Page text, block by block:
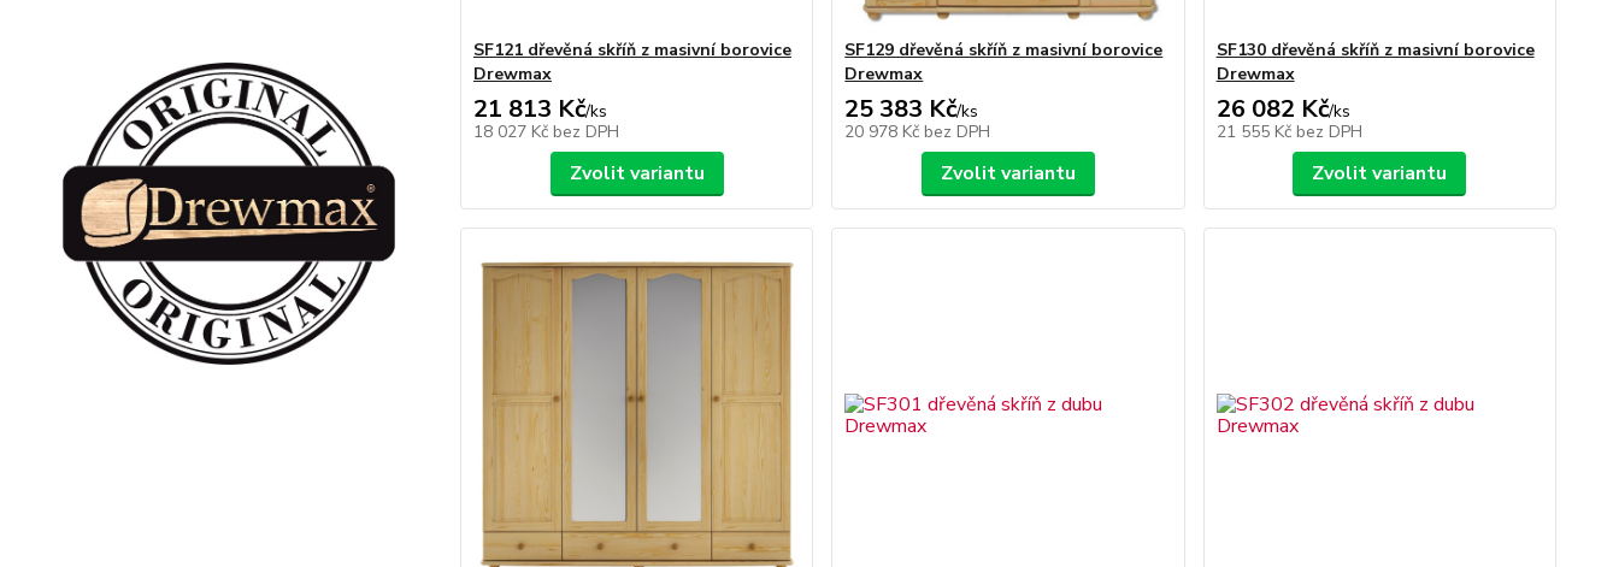
SF121 dřevěná skříň z masivní borovice
Drewmax
21 813 Kč/ks
18 027 Kč bez DPH
Zvolit variantu
SF129 dřevěná skříň z masivní borovice
Drewmax
25 383 Kč/ks
20 978 Kč bez DPH
Zvolit variantu
SF130 dřevěná skříň z masivní borovice
Drewmax
26 082 Kč/ks
21 555 Kč bez DPH
Zvolit variantu